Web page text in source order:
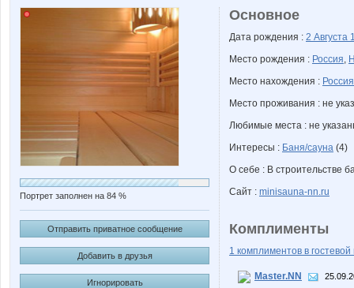
Портрет заполнен на 84 %
Отправить приватное сообщение
Добавить в друзья
Игнорировать
Основное
Дата рождения : 2 Августа
Место рождения : Россия,
Место нахождения : Россия
Место проживания : не
Любимые места : не
Интересы : Баня/сауна (4)
О себе : В строительстве
Сайт : minisauna-nn.ru
Комплименты
1 комплиментов в гостевой
Master.NN